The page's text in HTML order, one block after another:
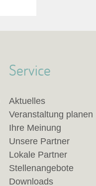
Service
Aktuelles
Veranstaltung planen
Ihre Meinung
Unsere Partner
Lokale Partner
Stellenangebote
Downloads